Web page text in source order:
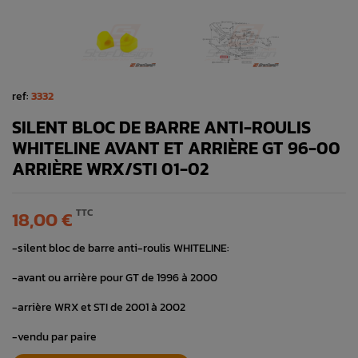
ref:3332
SILENT BLOC DE BARRE ANTI-ROULIS
WHITELINE AVANT ET ARRIÈRE GT 96-00
ARRIÈRE WRX/STI 01-02
18,00 € TTC
-silent bloc de barre anti-roulis WHITELINE:
-avant ou arrière pour GT de 1996 à 2000
-arrière WRX et STI de 2001 à 2002
-vendu par paire